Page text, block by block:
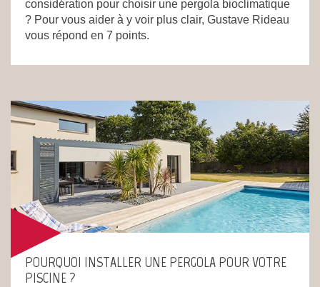
considération pour choisir une pergola bioclimatique
? Pour vous aider à y voir plus clair, Gustave Rideau
vous répond en 7 points.
POURQUOI INSTALLER UNE PERGOLA POUR VOTRE
PISCINE ?